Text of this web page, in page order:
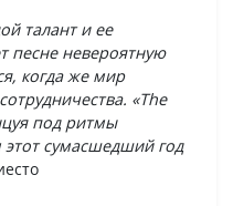
талант и ее
песне невероятную
когда же мир
«The
под ритмы
сумасшедший год